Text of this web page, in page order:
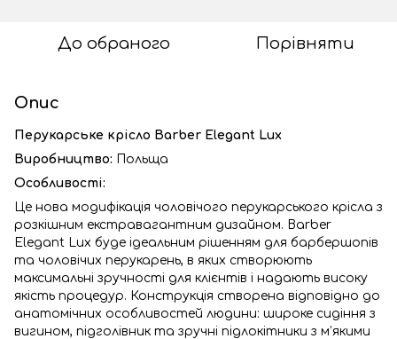
До обраного Порівняти
Опис
Перукарське крісло Barber Elegant Lux
Виробництво: Польща
Особливості:
Це нова модифікація чоловічого перукарського крісла з
розкішним екстравагантним дизайном. Barber
Elegant Lux буде ідеальним рішенням для барбершопів
та чоловічих перукарень, в яких створюють
максимальні зручності для клієнтів і надають високу
якість процедур. Конструкція створена відповідно до
анатомічних особливостей людини: широке сидіння з
вигином, підголівник та зручні підлокітники з м’якими